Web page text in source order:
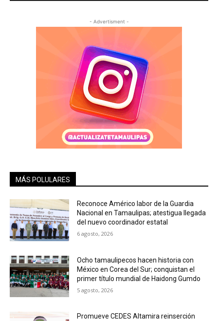
- Advertisment -
MÁS POLULARES
Reconoce Américo labor de la Guardia
Nacional en Tamaulipas; atestigua llegada
del nuevo coordinador estatal
6 agosto, 2026
Ocho tamaulipecos hacen historia con
México en Corea del Sur; conquistan el
primer título mundial de Haidong Gumdo
5 agosto, 2026
Promueve CEDES Altamira reinserción